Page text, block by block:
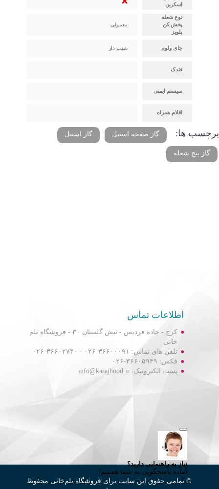
اسکرین
نوع شعله
پخش کن
پلوپز
معمولی
جای ولوم شیب دار
فندک
سیستم ایمنی
اقلام همراه
برچسب ها: گاز صفحه استیل گاز استیل
گاز پنج شعله
اطلاعات تماس
کرج - جاده فردیس - نبش گلستان ۳۰ - فروشگاه تلم
خانی
تلفن های تماس: ۳۶۶۰۰۰۹۱-۰۲۶ - ۳۶۶۰۲۷۴۰-۰۲۶
فکس: ۳۶۶۰۵۹۴۹-۰۲۶
پست الکترونیک: info@karajhood.ir
© تمامی حقوق این سایت برای فروشگاه تلم‌خانی محفوظ